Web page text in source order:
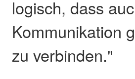
logisch, dass
Kommunikation
zu verbinden."